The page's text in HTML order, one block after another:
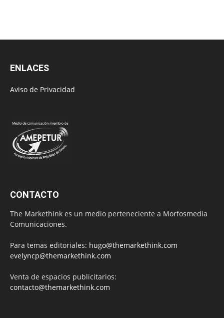
ENLACES
Aviso de Privacidad
CONTACTO
The Markethink es un medio perteneciente a Morfosmedia
Comunicaciones.
Para temas editoriales: hugo@themarkethink.com
evelyncp@themarkethink.com
Venta de espacios publicitarios:
contacto@themarkethink.com